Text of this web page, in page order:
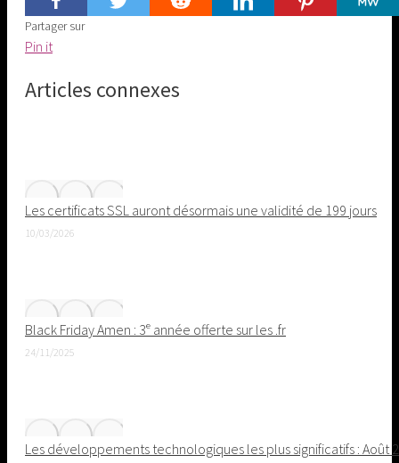
Partager sur
Pin itShare
Pinterest
Articles connexes
Les certificats SSL auront désormais une validité de 199 jours
10/03/2026
Black Friday Amen : 3ᵉ année offerte sur les .fr
24/11/2025
Les développements technologiques les plus significatifs : Août